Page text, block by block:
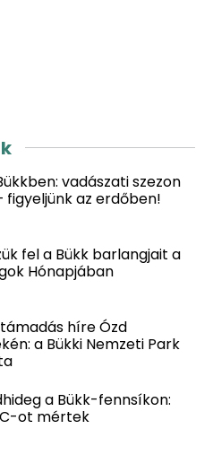
vadászati szezon
figyeljünk az erdőben!
fel a Bükk barlangjait a
Hónapjában
híre Ózd
a Bükki Nemzeti Park
a Bükk-fennsíkon:
ot mértek